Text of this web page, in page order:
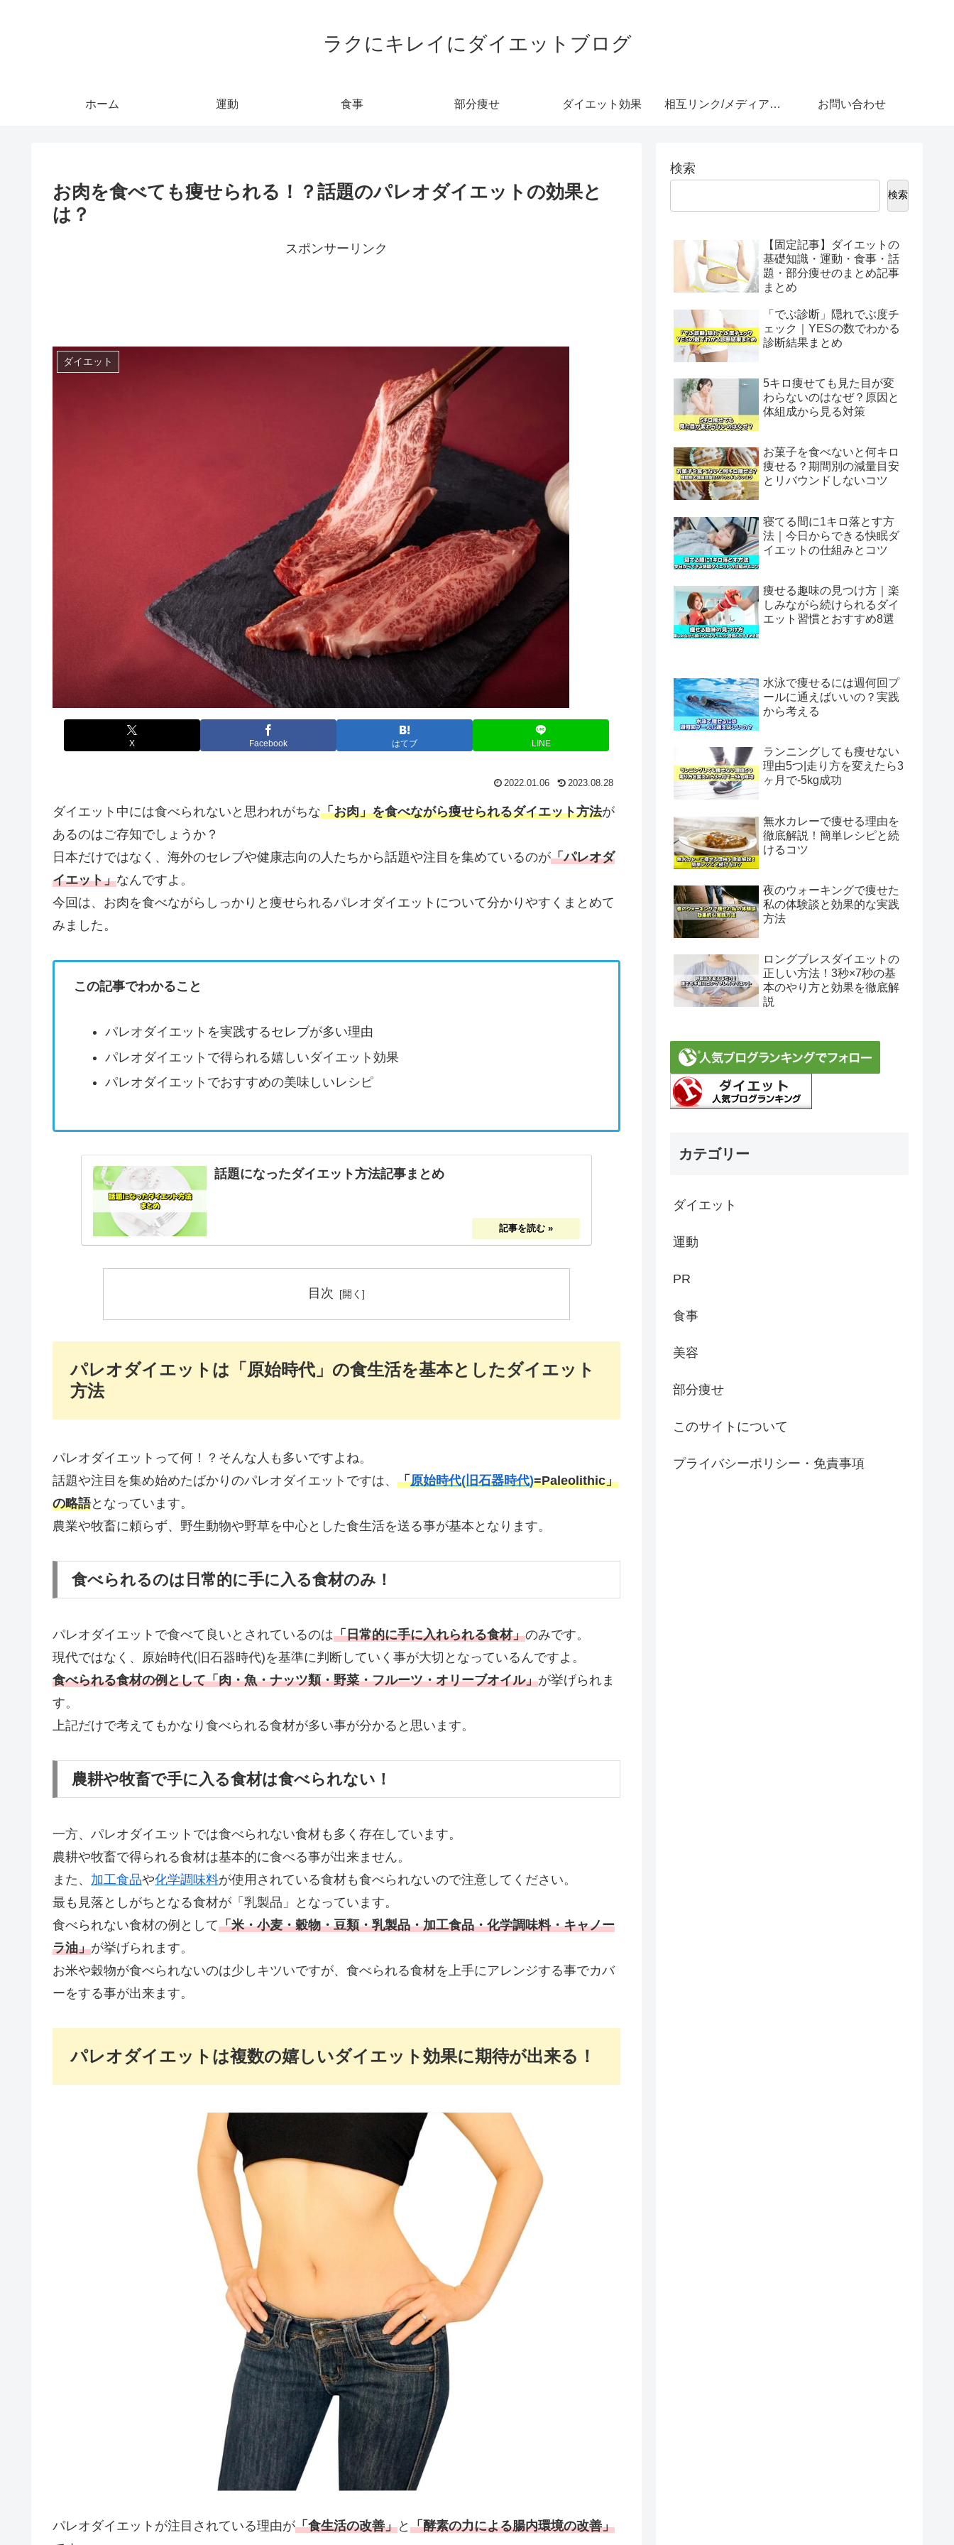
ラクにキレイにダイエットブログ
ホーム 運動 食事 部分痩せ ダイエット効果 相互リンク/メディア紹介 お問い合わせ
お肉を食べても痩せられる！？話題のパレオダイエットの効果と
は？
スポンサーリンク
ダイエット
X Facebook はてブ LINE
2022.01.06 2023.08.28
ダイエット中には食べられないと思われがちな「お肉」を食べながら痩せられるダイエット方法が
あるのはご存知でしょうか？
日本だけではなく、海外のセレブや健康志向の人たちから話題や注目を集めているのが「パレオダ
イエット」なんですよ。
今回は、お肉を食べながらしっかりと痩せられるパレオダイエットについて分かりやすくまとめて
みました。
この記事でわかること
パレオダイエットを実践するセレブが多い理由
パレオダイエットで得られる嬉しいダイエット効果
パレオダイエットでおすすめの美味しいレシピ
話題になったダイエット方法記事まとめ
目次
パレオダイエットは「原始時代」の食生活を基本としたダイエット
方法
パレオダイエットって何！？そんな人も多いですよね。
話題や注目を集め始めたばかりのパレオダイエットですは、 「原始時代(旧石器時代)=Paleolithic」
の略語となっています。
農業や牧畜に頼らず、野生動物や野草を中心とした食生活を送る事が基本となります。
食べられるのは日常的に手に入る食材のみ！
パレオダイエットで食べて良いとされているのは「日常的に手に入れられる食材」のみです。
現代ではなく、原始時代(旧石器時代)を基準に判断していく事が大切となっているんですよ。
食べられる食材の例として「肉・魚・ナッツ類・野菜・フルーツ・オリーブオイル」が挙げられま
す。
上記だけで考えてもかなり食べられる食材が多い事が分かると思います。
農耕や牧畜で手に入る食材は食べられない！
一方、パレオダイエットでは食べられない食材も多く存在しています。
農耕や牧畜で得られる食材は基本的に食べる事が出来ません。
また、 加工食品や化学調味料が使用されている食材も食べられないので注意してください。
最も見落としがちとなる食材が「乳製品」となっています。
食べられない食材の例として「米・小麦・穀物・豆類・乳製品・加工食品・化学調味料・キャノー
ラ油」が挙げられます。
お米や穀物が食べられないのは少しキツいですが、食べられる食材を上手にアレンジする事でカバ
ーをする事が出来ます。
パレオダイエットは複数の嬉しいダイエット効果に期待が出来る！
パレオダイエットが注目されている理由が「食生活の改善」と 「酵素の力による腸内環境の改善」
検索
検索
【固定記事】ダイエットの
基礎知識・運動・食事・話
題・部分痩せのまとめ記事
まとめ
「でぶ診断」隠れでぶ度チ
ェック｜YESの数でわかる
診断結果まとめ
5キロ痩せても見た目が変
わらないのはなぜ？原因と
体組成から見る対策
お菓子を食べないと何キロ
痩せる？期間別の減量目安
とリバウンドしないコツ
寝てる間に1キロ落とす方
法｜今日からできる快眠ダ
イエットの仕組みとコツ
痩せる趣味の見つけ方｜楽
しみながら続けられるダイ
エット習慣とおすすめ8選
水泳で痩せるには週何回プ
ールに通えばいいの？実践
から考える
ランニングしても痩せない
理由5つ|走り方を変えたら3
ヶ月で-5kg成功
無水カレーで痩せる理由を
徹底解説！簡単レシピと続
けるコツ
夜のウォーキングで痩せた
私の体験談と効果的な実践
方法
ロングブレスダイエットの
正しい方法！3秒×7秒の基
本のやり方と効果を徹底解
説
カテゴリー
ダイエット
運動
PR
食事
美容
部分痩せ
このサイトについて
プライバシーポリシー・免責事項